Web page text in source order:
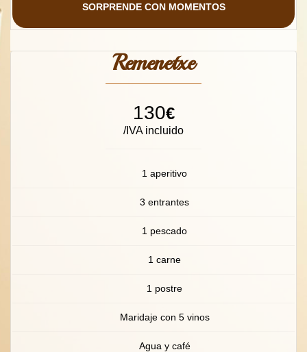
SORPRENDE CON MOMENTOS
Remenetxe
130€
/IVA incluido
1 aperitivo
3 entrantes
1 pescado
1 carne
1 postre
Maridaje con 5 vinos
Agua y café